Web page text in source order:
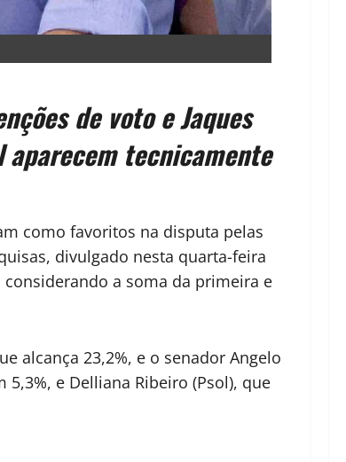
de voto e Jaques
aparecem tecnicamente
como favoritos na disputa pelas
divulgado nesta quarta-feira
considerando a soma da primeira e
alcança 23,2%, e o senador Angelo
e Delliana Ribeiro (Psol), que